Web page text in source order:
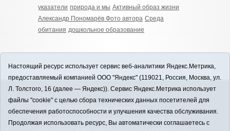
указатели природа и мы Активный образ жизни
Александр Пономарёв Фото автора Среда
обитания дошкольное образование
12+
ЗАВОДОУКОВСК online / Новости
Заводоуковского муниципального округа, 2026
Настоящий ресурс использует сервис веб-аналитики Яндекс.Метрика,
предоставляемый компанией ООО "Яндекс" (119021, Россия, Москва, ул.
Л. Толстого, 16 (далее — Яндекс)). Сервис Яндекс.Метрика использует
файлы "cookie" с целью сбора технических данных посетителей для
обеспечения работоспособности и улучшения качества обслуживания.
Продолжая использовать ресурс, Вы автоматически соглашаетесь с